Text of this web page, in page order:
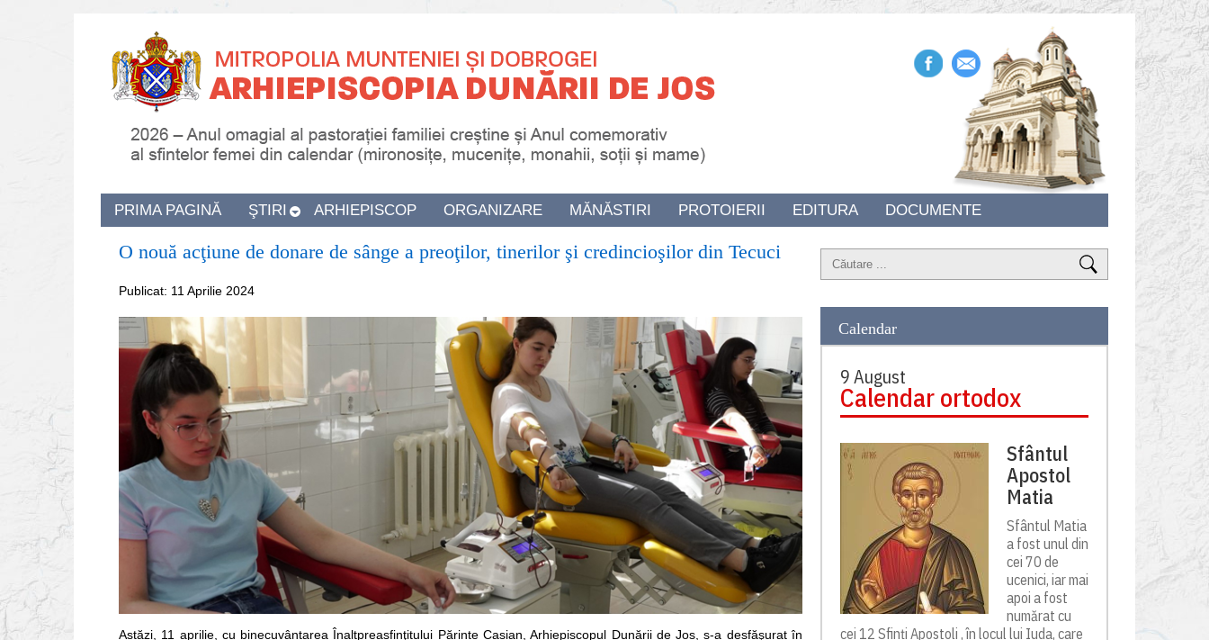
PRIMA PAGINĂ ŞTIRI ARHIEPISCOP ORGANIZARE MĂNĂSTIRI PROTOIERII EDITURA DOCUMENTE
O nouă acţiune de donare de sânge a preoţilor, tinerilor şi credincioşilor din Tecuci
Publicat: 11 Aprilie 2024
Astăzi, 11 aprilie, cu binecuvântarea Înaltpreasfinţitului Părinte Casian, Arhiepiscopul Dunării de Jos, s-a desfăşurat în
Calendar
9 August
Calendar ortodox
Sfântul
Apostol
Matia
Sfântul Matia
a fost unul din
cei 70 de
ucenici, iar mai
apoi a fost
numărat cu
cei 12 Sfinți Apostoli , în locul lui Iuda, care